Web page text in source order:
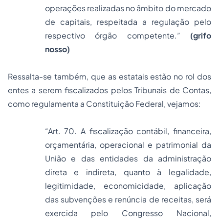
operações realizadas no âmbito do mercado
de capitais, respeitada a regulação pelo
respectivo órgão competente.” (grifo
nosso)
Ressalta-se também, que as estatais estão no rol dos
entes a serem fiscalizados pelos Tribunais de Contas,
como regulamenta a Constituição Federal, vejamos:
“Art. 70. A fiscalização contábil, financeira,
orçamentária, operacional e patrimonial da
União e das entidades da administração
direta e indireta, quanto à legalidade,
legitimidade, economicidade, aplicação
das subvenções e renúncia de receitas, será
exercida pelo Congresso Nacional,